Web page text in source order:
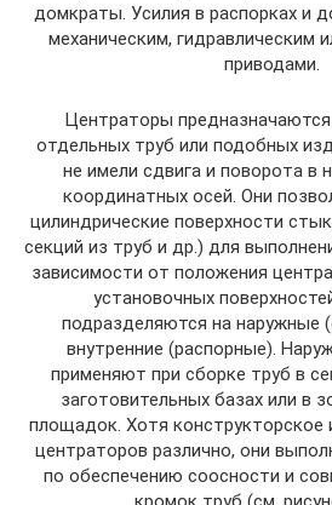
домкраты. Усилия в распорках и
механическим, гидравлическим
приводами.
Центраторы предназначаются
отдельных труб или подобных
не имели сдвига и поворота в
координатных осей. Они
цилиндрические поверхности
секций из труб и др.) для
зависимости от положения
установочных
подразделяются на наружные
внутренние (распорные).
применяют при сборке труб в
заготовительных базах или в
площадок. Хотя конструкторское
центраторов различно, они
по обеспечению соосности и